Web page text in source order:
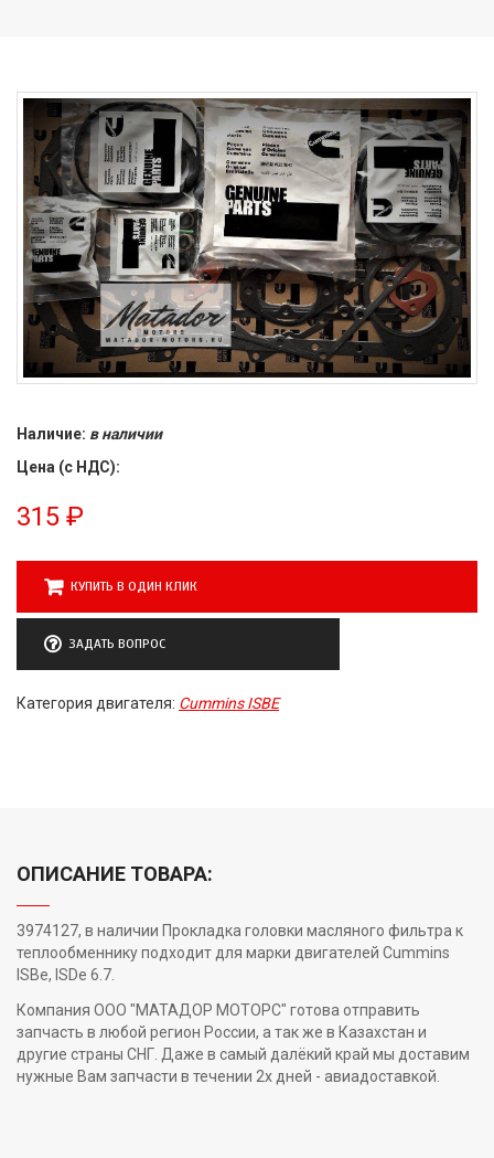
Наличие: в наличии
Цена (с НДС):
315 ₽
КУПИТЬ В ОДИН КЛИК
ЗАДАТЬ ВОПРОС
Категория двигателя: Cummins ISBE
ОПИСАНИЕ ТОВАРА:
3974127, в наличии Прокладка головки масляного фильтра к
теплообменнику подходит для марки двигателей Cummins
ISBe, ISDe 6.7.
Компания ООО "МАТАДОР МОТОРС" готова отправить
запчасть в любой регион России, а так же в Казахстан и
другие страны СНГ. Даже в самый далёкий край мы доставим
нужные Вам запчасти в течении 2х дней - авиадоставкой.